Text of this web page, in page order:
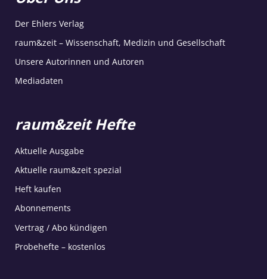
Der Ehlers Verlag
raum&zeit – Wissenschaft, Medizin und Gesellschaft
Unsere Autorinnen und Autoren
Mediadaten
raum&zeit Hefte
Aktuelle Ausgabe
Aktuelle raum&zeit spezial
Heft kaufen
Abonnements
Vertrag / Abo kündigen
Probehefte – kostenlos